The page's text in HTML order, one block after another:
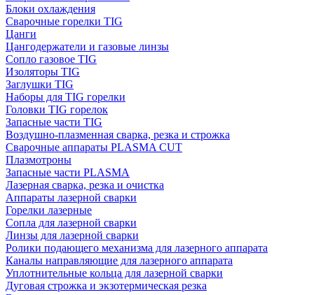
Блоки охлаждения
Сварочные горелки TIG
Цанги
Цангодержатели и газовые линзы
Сопло газовое TIG
Изоляторы TIG
Заглушки TIG
Наборы для TIG горелки
Головки TIG горелок
Запасные части TIG
Воздушно-плазменная сварка, резка и строжка
Сварочные аппараты PLASMA CUT
Плазмотроны
Запасные части PLASMA
Лазерная сварка, резка и очистка
Аппараты лазерной сварки
Горелки лазерные
Сопла для лазерной сварки
Линзы для лазерной сварки
Ролики подающего механизма для лазерного аппарата
Каналы направляющие для лазерного аппарата
Уплотнительные кольца для лазерной сварки
Дуговая строжка и экзотермическая резка